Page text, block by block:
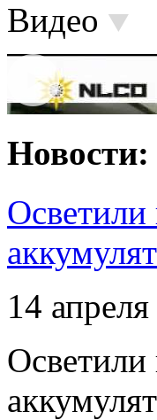
Видео
Новости:
Осветили
14 апреля
Осветили